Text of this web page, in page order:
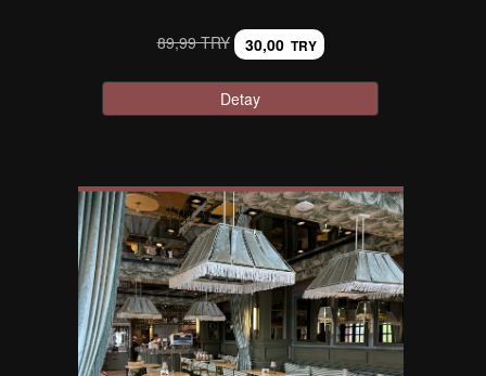
89,99 TRY 30,00 TRY
Detay